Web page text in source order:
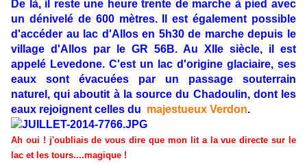
De là, il reste une heure trente de marche à pied avec
un dénivelé de 600 mètres. Il est également possible
d'accéder au lac d'Allos en 5h30 de marche depuis le
village d'Allos par le GR 56B. Au XIIe siècle, il est
appelé Levedone. C'est un lac d'origine glaciaire, ses
eaux sont évacuées par un passage souterrain
naturel, qui aboutit à la source du Chadoulin, dont les
eaux rejoignent celles du majestueux Verdon.
Ah oui ! j'oubliais de vous dire que mon lit a la vue directe sur le
lac et les tours....magique !